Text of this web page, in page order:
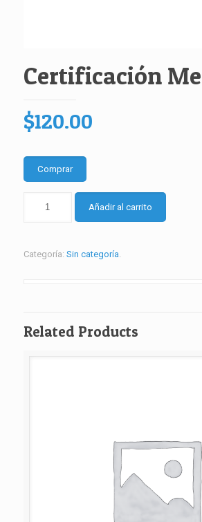
Certificación
$120.00
Comprar
Mensual
Añadir al carrito
Categoría: Sin categoría.
Related Products